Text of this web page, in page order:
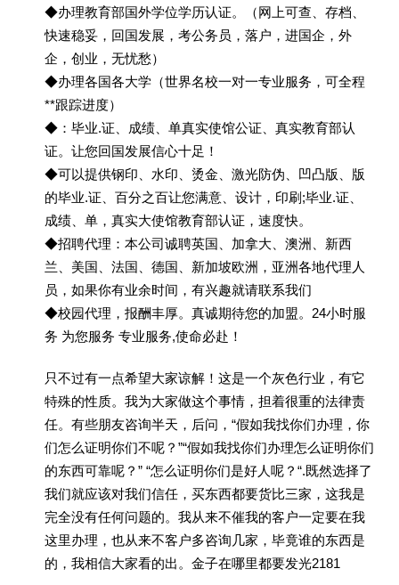
◆办理教育部国外学位学历认证。（网上可查、存档、
快速稳妥，回国发展，考公务员，落户，进国企，外
企，创业，无忧愁）
◆办理各国各大学（世界名校一对一专业服务，可全程
**跟踪进度）
◆：毕业.证、成绩、单真实使馆公证、真实教育部认
证。让您回国发展信心十足！
◆可以提供钢印、水印、烫金、激光防伪、凹凸版、版
的毕业.证、百分之百让您满意、设计，印刷;毕业.证、
成绩、单，真实大使馆教育部认证，速度快。
◆招聘代理：本公司诚聘英国、加拿大、澳洲、新西
兰、美国、法国、德国、新加坡欧洲，亚洲各地代理人
员，如果你有业余时间，有兴趣就请联系我们
◆校园代理，报酬丰厚。真诚期待您的加盟。24小时服
务 为您服务 专业服务,使命必赴！
只不过有一点希望大家谅解！这是一个灰色行业，有它
特殊的性质。我为大家做这个事情，担着很重的法律责
任。有些朋友咨询半天，后问，“假如我找你们办理，你
们怎么证明你们不呢？”“假如我找你们办理怎么证明你们
的东西可靠呢？” “怎么证明你们是好人呢？“.既然选择了
我们就应该对我们信任，买东西都要货比三家，这我是
完全没有任何问题的。我从来不催我的客户一定要在我
这里办理，也从来不客户多咨询几家，毕竟谁的东西是
的，我相信大家看的出。金子在哪里都要发光2181